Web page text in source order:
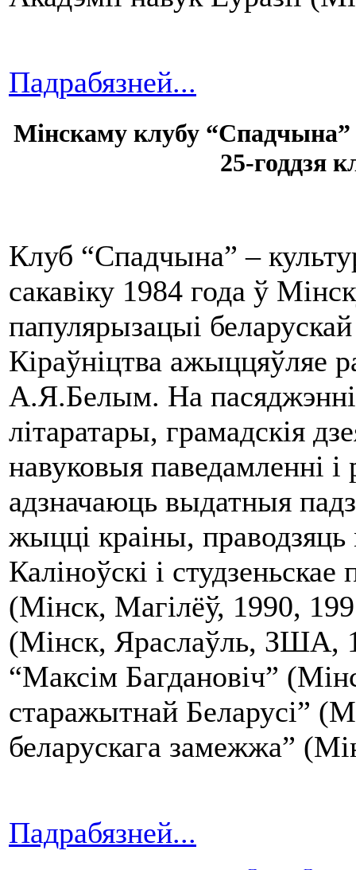
Падрабязней...
Мінскаму клубу
25-годдзя
Клуб “Спадчына” –
сакавіку 1984 года ў
папулярызацыі
Кіраўніцтва ажыццяўляе
А.Я.Белым. На
літаратары, грамадскія
навуковыя паведамленні
адзначаюць выдатныя
жыцці краіны, праводзяць
Каліноўскі і
(Мінск, Магілёў, 1990,
(Мінск, Яраслаўль, ЗША,
“Максім Багдановіч”
старажытнай Беларусі”
беларускага замежжа”
Падрабязней...